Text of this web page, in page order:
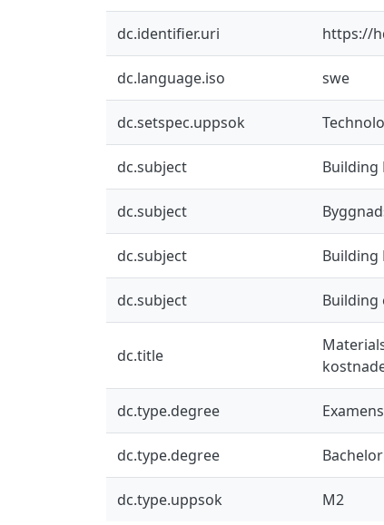
dc.identifier.uri https://
dc.language.iso swe
dc.setspec.uppsok
dc.subject Building
dc.subject
dc.subject Building
dc.subject Building
dc.title
dc.type.degree
dc.type.degree
dc.type.uppsok M2